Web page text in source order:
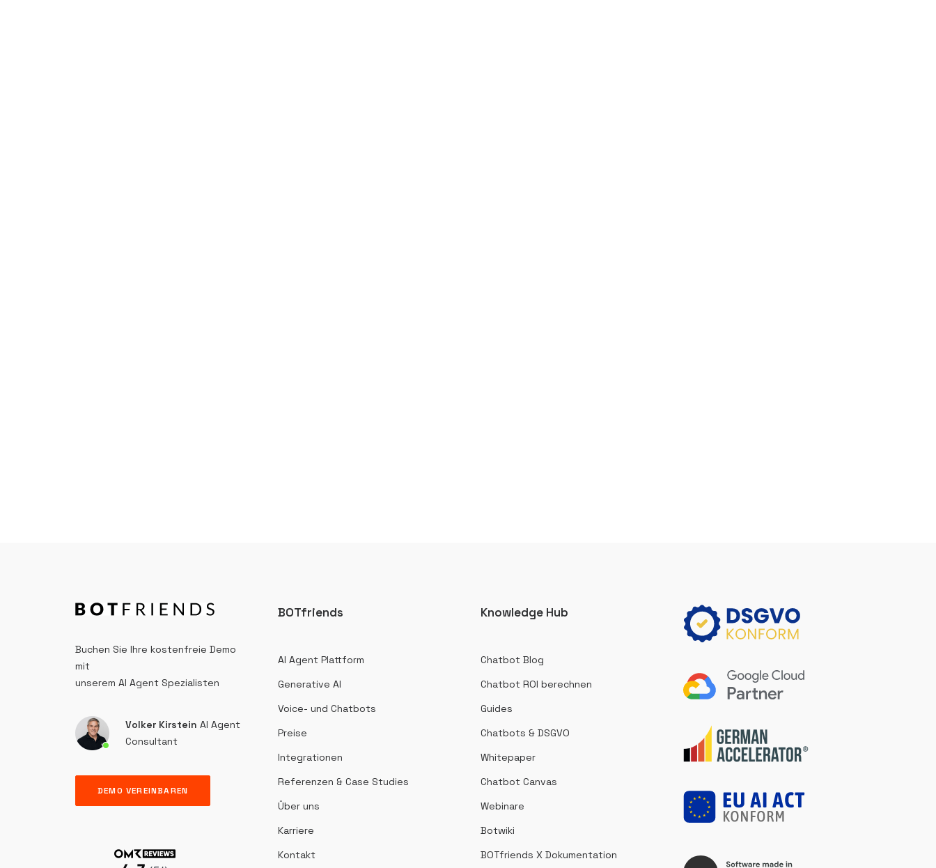
Buchen Sie Ihre kostenfreie Demo
mit
unserem AI Agent Spezialisten
Volker Kirstein AI Agent
Consultant
DEMO VEREINBAREN
BOTfriends
AI Agent Plattform
Generative AI
Voice- und Chatbots
Preise
Integrationen
Referenzen & Case Studies
Über uns
Karriere
Kontakt
Knowledge Hub
Chatbot Blog
Chatbot ROI berechnen
Guides
Chatbots & DSGVO
Whitepaper
Chatbot Canvas
Webinare
Botwiki
BOTfriends X Dokumentation